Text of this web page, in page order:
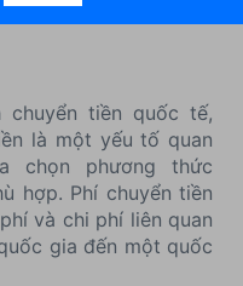
chuyển tiền quốc tế,
là một yếu tố quan
chọn phương thức
hợp. Phí chuyển tiền
và chi phí liên quan
gia đến một quốc